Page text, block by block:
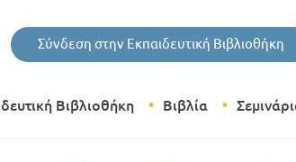
Σύνδεση στην Εκπαιδευτική Βιβλιοθήκη
Βιβλιοθήκη Βιβλία